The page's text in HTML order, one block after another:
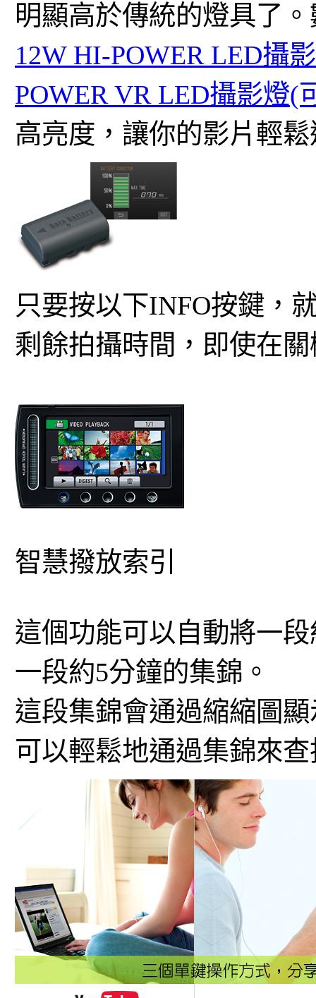
明顯高於傳統的燈具了
12W HI-POWER LED攝
POWER VR LED攝影燈(
高亮度，讓你的影片輕
只要按以下INFO按鍵，
剩餘拍攝時間，即使在
智慧撥放索引
這個功能可以自動將一
一段約5分鐘的集錦。
這段集錦會通過縮縮圖
可以輕鬆地通過集錦來